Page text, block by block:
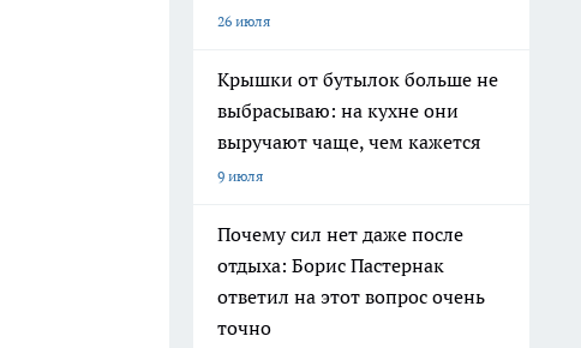
26 июля
Крышки от бутылок больше не
выбрасываю: на кухне они
выручают чаще, чем кажется
9 июля
Почему сил нет даже после
отдыха: Борис Пастернак
ответил на этот вопрос очень
точно